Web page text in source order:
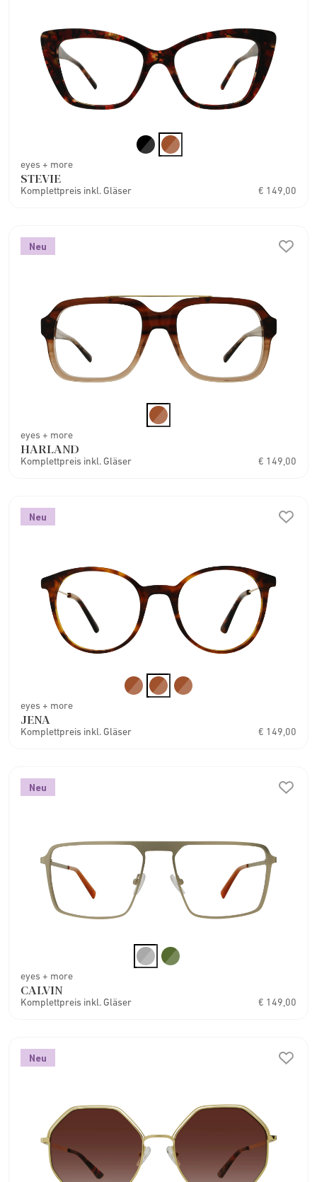
eyes + more
STEVIE
Komplettpreis inkl. Gläser € 149,00
Neu
eyes + more
HARLAND
Komplettpreis inkl. Gläser € 149,00
Neu
eyes + more
JENA
Komplettpreis inkl. Gläser € 149,00
Neu
eyes + more
CALVIN
Komplettpreis inkl. Gläser € 149,00
Neu